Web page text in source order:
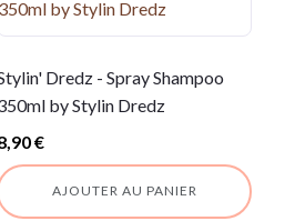
Dredz - Spray Shampoo
by Stylin Dredz
€
AJOUTER AU PANIER